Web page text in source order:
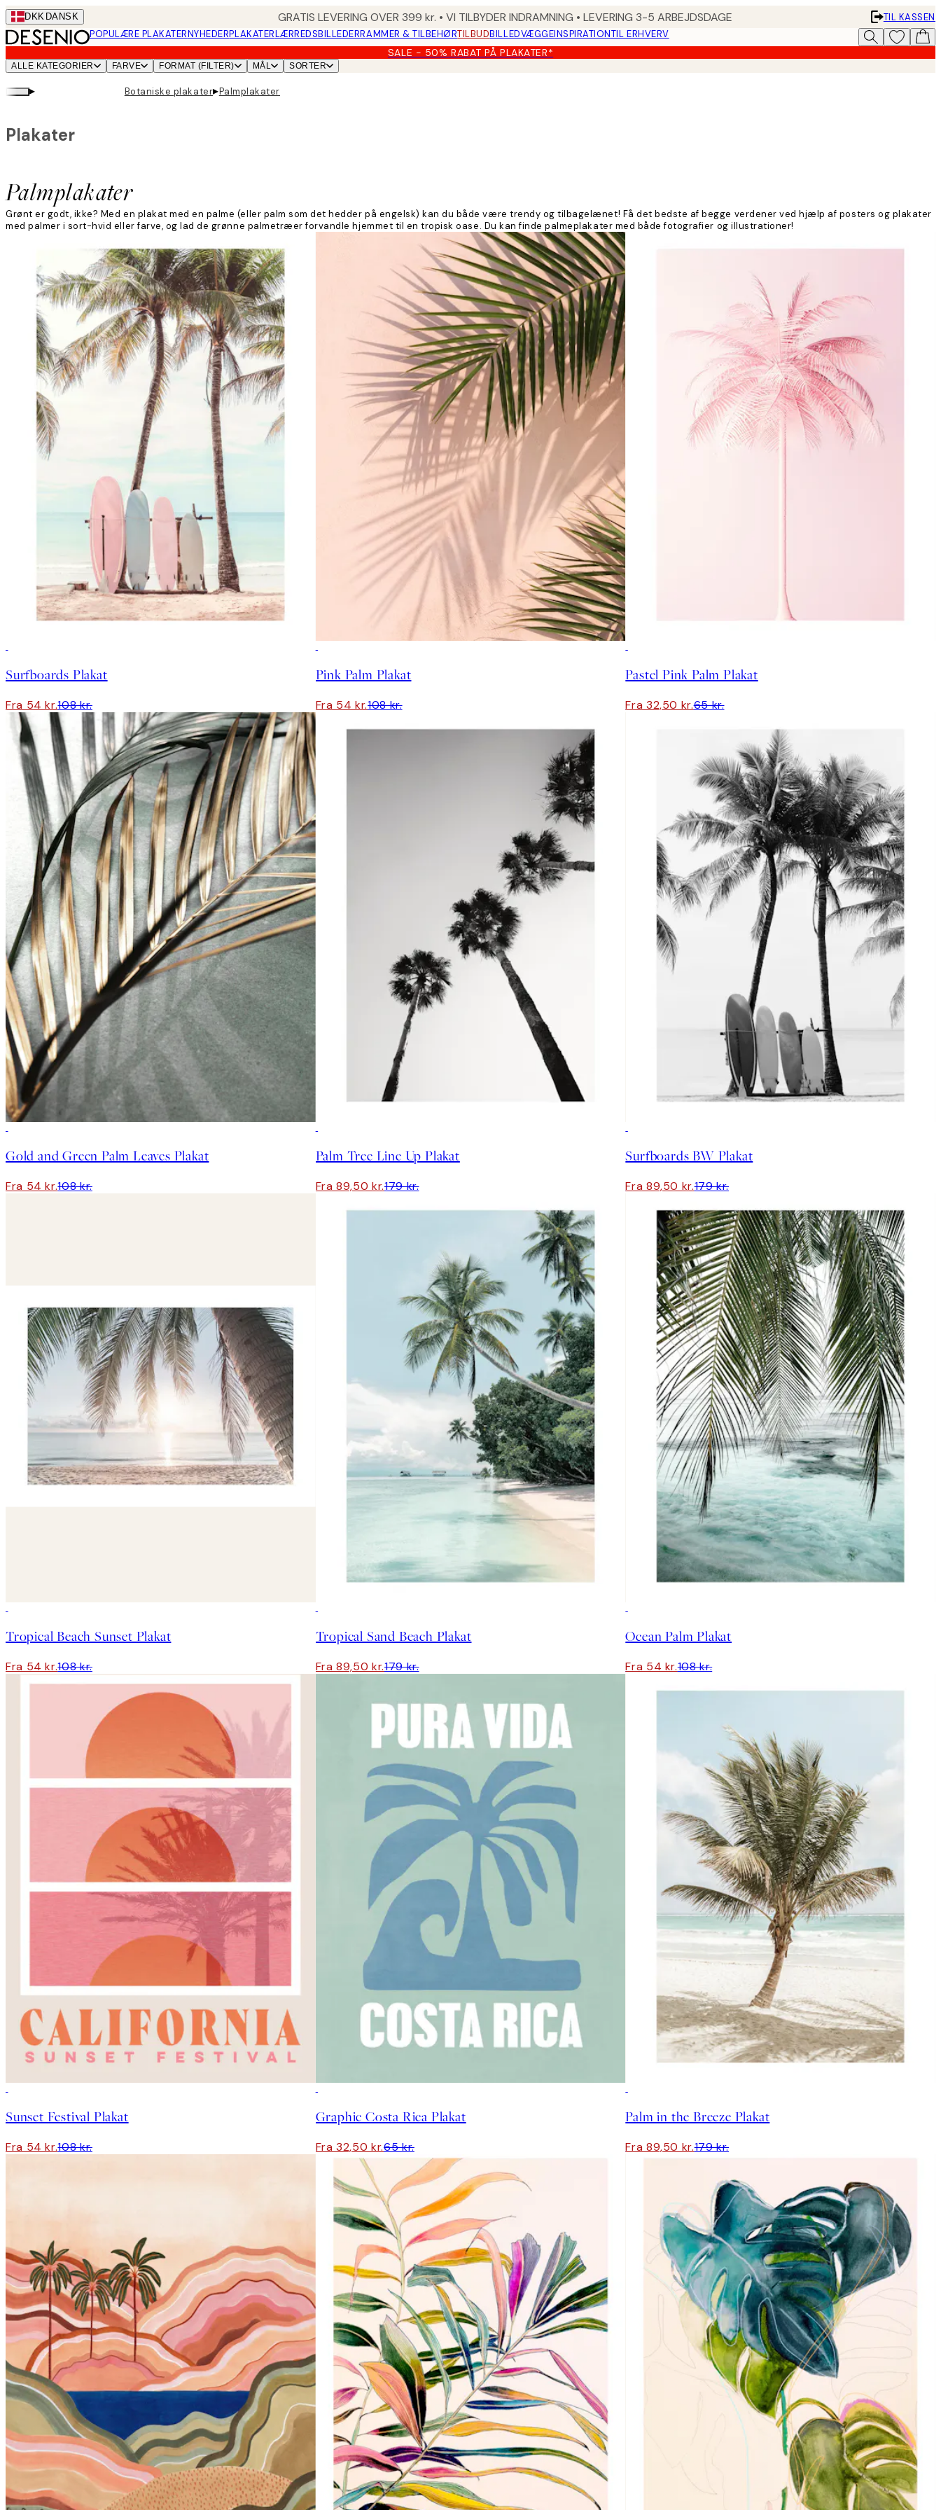
Skip
to
main
content.
DKK DANSK GRATIS LEVERING OVER 399 kr. • VI TILBYDER INDRAMNING • LEVERING 3-5 ARBEJDSDAGE
TIL KASSEN
POPULÆRE PLAKATERNYHEDERPLAKATERLÆRREDSBILLEDERRAMMER & TILBEHØRTILBUDBILLEDVÆGGEINSPIRATIONTIL ERHVERV
SALE - 50% RABAT PÅ PLAKATER*
ALLE KATEGORIER FARVE FORMAT (FILTER) MÅL SORTER
▸ Botaniske plakater▸Palmplakater
Palmplakater
Plakater
Grønt er godt, ikke? Med en plakat med en palme (eller palm som det hedder på engelsk) kan du både være trendy og tilbagelænet! Få det bedste af begge verdener ved hjælp af posters og plakater
med palmer i sort-hvid eller farve, og lad de grønne palmetræer forvandle hjemmet til en tropisk oase. Du kan finde palmeplakater med både fotografier og illustrationer!
Surfboards Plakat
Fra 54 kr.108 kr.
Pink Palm Plakat
Fra 54 kr.108 kr.
Pastel Pink Palm Plakat
Fra 32,50 kr.65 kr.
Gold and Green Palm Leaves Plakat
Fra 54 kr.108 kr.
Palm Tree Line Up Plakat
Fra 89,50 kr.179 kr.
Surfboards BW Plakat
Fra 89,50 kr.179 kr.
Tropical Beach Sunset Plakat
Fra 54 kr.108 kr.
Tropical Sand Beach Plakat
Fra 89,50 kr.179 kr.
Ocean Palm Plakat
Fra 54 kr.108 kr.
Sunset Festival Plakat
Fra 54 kr.108 kr.
Graphic Costa Rica Plakat
Fra 32,50 kr.65 kr.
Palm in the Breeze Plakat
Fra 89,50 kr.179 kr.